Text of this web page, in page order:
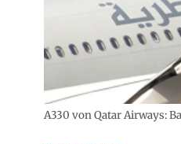
A330 von Qatar Airways: